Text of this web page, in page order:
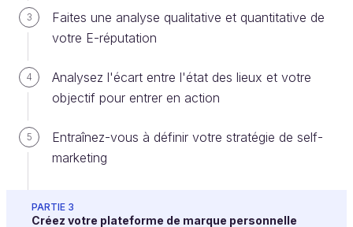
3
Faites une analyse qualitative et quantitative de
votre E-réputation
4
Analysez l'écart entre l'état des lieux et votre
objectif pour entrer en action
5
Entraînez-vous à définir votre stratégie de self-
marketing
PARTIE 3
Créez votre plateforme de marque personnelle
va s’exprimer. Vous l’avez compris, nous allons
parler ici de votre charte éditoriale.
Pourquoi définir une ligne éditoriale ?
Au même titre que votre charte graphique qui définit
votre identité visuelle, la ligne éditoriale n’est pas
une simple contrainte que vous vous imposez. Elle
est une nécessité à bien des niveaux pour assurer la
bonne compréhension de votre marque. Elle garantit